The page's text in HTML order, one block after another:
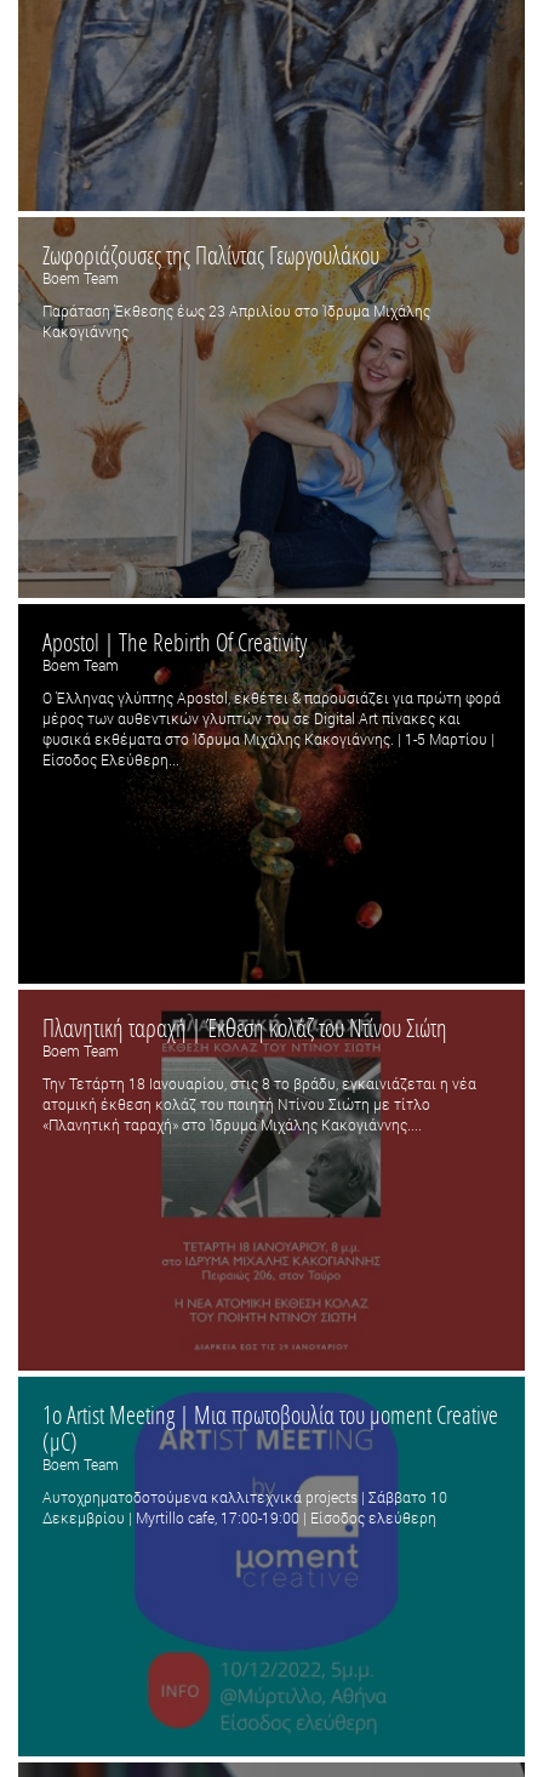
Ζωφοριάζουσες της Παλίντας Γεωργουλάκου
Boem Team
Παράταση Έκθεσης έως 23 Απριλίου στο Ίδρυμα Μιχάλης
Κακογιάννης
Apostol | The Rebirth Of Creativity
Boem Team
Ο Έλληνας γλύπτης Apostol, εκθέτει & παρουσιάζει για πρώτη φορά
μέρος των αυθεντικών γλυπτών του σε Digital Art πίνακες και
φυσικά εκθέματα στο Ίδρυμα Μιχάλης Κακογιάννης. | 1-5 Μαρτίου |
Είσοδος Ελεύθερη...
Πλανητική ταραχή | Έκθεση κολάζ του Ντίνου Σιώτη
Boem Team
Την Τετάρτη 18 Ιανουαρίου, στις 8 το βράδυ, εγκαινιάζεται η νέα
ατομική έκθεση κολάζ του ποιητή Ντίνου Σιώτη με τίτλο
«Πλανητική ταραχή» στο Ίδρυμα Μιχάλης Κακογιάννης....
1ο Artist Meeting | Μια πρωτοβουλία του μoment Creative
(μC)
Boem Team
Αυτοχρηματοδοτούμενα καλλιτεχνικά projects | Σάββατο 10
Δεκεμβρίου | Myrtillo cafe, 17:00-19:00 | Είσοδος ελεύθερη